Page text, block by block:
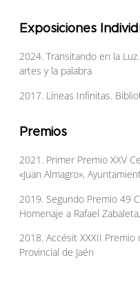
Exposiciones
2024. Transitando en la
artes y la palabra
2017. Líneas Infinitas.
Premios
2021. Primer Premio XXV
«Juan Almagro»,
2019. Segundo Premio 49
Homenaje a Rafael
2018. Accésit XXXII Premio
Provincial de Jaén